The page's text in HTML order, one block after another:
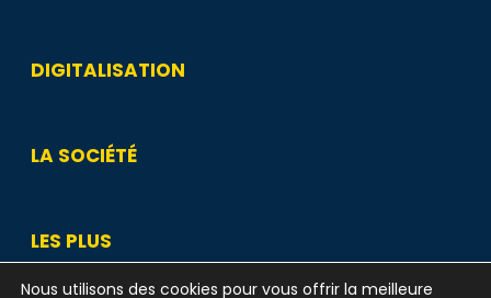
DIGITALISATION
LA SOCIÉTÉ
LES PLUS
Nous utilisons des cookies pour vous offrir la meilleure